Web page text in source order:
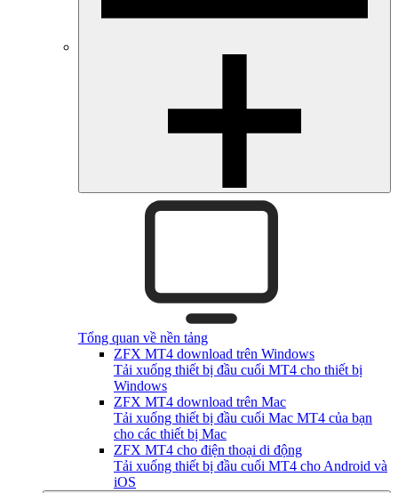
Tổng quan về nền tảng
ZFX MT4 download trên Windows
Tải xuống thiết bị đầu cuối MT4 cho thiết bị
Windows
ZFX MT4 download trên Mac
Tải xuống thiết bị đầu cuối Mac MT4 của bạn
cho các thiết bị Mac
ZFX MT4 cho điện thoại di động
Tải xuống thiết bị đầu cuối MT4 cho Android và
iOS